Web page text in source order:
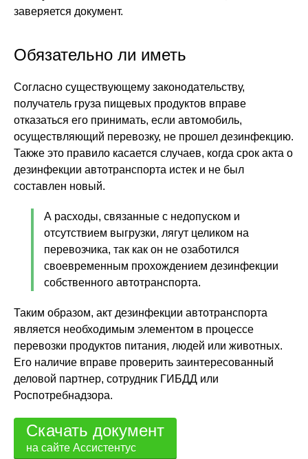
заверяется документ.
Обязательно ли иметь
Согласно существующему законодательству,
получатель груза пищевых продуктов вправе
отказаться его принимать, если автомобиль,
осуществляющий перевозку, не прошел дезинфекцию.
Также это правило касается случаев, когда срок акта о
дезинфекции автотранспорта истек и не был
составлен новый.
А расходы, связанные с недопуском и
отсутствием выгрузки, лягут целиком на
перевозчика, так как он не озаботился
своевременным прохождением дезинфекции
собственного автотранспорта.
Таким образом, акт дезинфекции автотранспорта
является необходимым элементом в процессе
перевозки продуктов питания, людей или животных.
Его наличие вправе проверить заинтересованный
деловой партнер, сотрудник ГИБДД или
Роспотребнадзора.
Скачать документ
на сайте Ассистентус